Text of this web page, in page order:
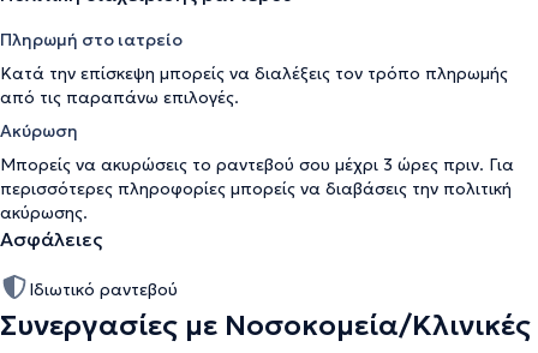
Πληρωμή στο ιατρείο
Κατά την επίσκεψη μπορείς να διαλέξεις τον τρόπο πληρωμής
από τις παραπάνω επιλογές.
Ακύρωση
Μπορείς να ακυρώσεις το ραντεβού σου μέχρι 3 ώρες πριν. Για
περισσότερες πληροφορίες μπορείς να διαβάσεις την πολιτική
ακύρωσης.
Ασφάλειες
Ιδιωτικό ραντεβού
Συνεργασίες με Νοσοκομεία/Κλινικές